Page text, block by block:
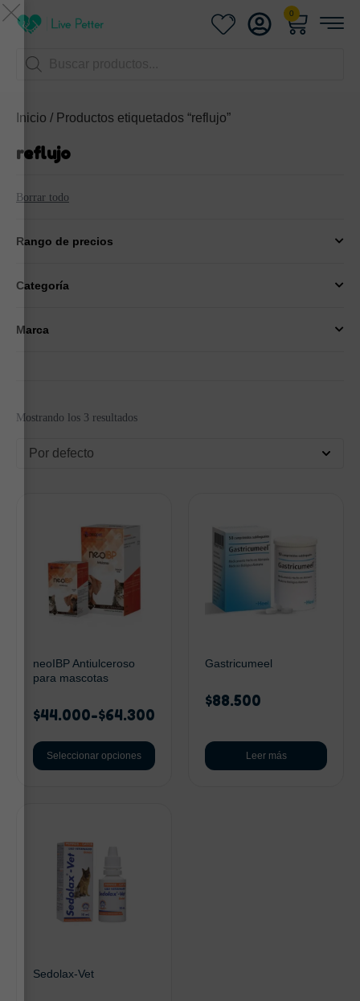
0
Inicio / Productos etiquetados “reflujo”
reflujo
Borrar todo
Rango de precios
Categoría
Marca
Mostrando los 3 resultados
Por defecto
neoIBP Antiulceroso
para mascotas
$44.000-$64.300
Seleccionar opciones
Gastricumeel
$88.500
Leer más
Sedolax-Vet
Y GANA
trampa!